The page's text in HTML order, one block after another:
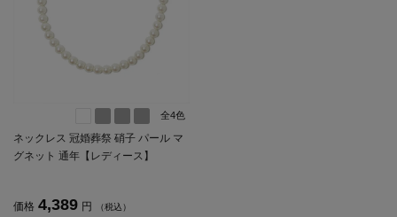
全4色
ネックレス 冠婚葬祭 硝子 パール マ
グネット 通年【レディース】
価格 4,389 円 （税込）